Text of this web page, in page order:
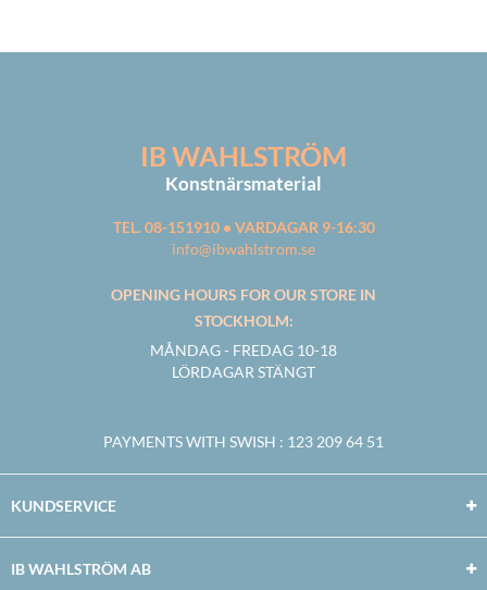
IB WAHLSTRÖM
Konstnärsmaterial
TEL. 08-151910 • VARDAGAR 9-16:30
info@ibwahlstrom.se
OPENING HOURS FOR OUR STORE IN
STOCKHOLM:
MÅNDAG - FREDAG 10-18
LÖRDAGAR STÄNGT
PAYMENTS WITH SWISH : 123 209 64 51
KUNDSERVICE
IB WAHLSTRÖM AB